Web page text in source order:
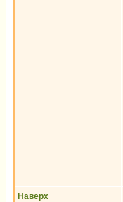
Наверх